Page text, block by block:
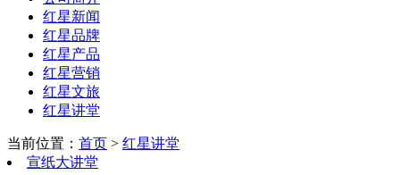
红星新闻
红星品牌
红星产品
红星营销
红星文旅
红星讲堂
当前位置： 首页 > 红星讲堂
宣纸大讲堂